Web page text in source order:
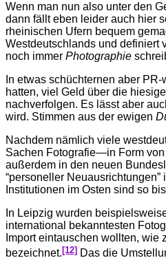
Wenn man nun also unter den
dann fällt eben leider auch hier
rheinischen Ufern bequem
Westdeutschlands und definiert
noch immer Photographie
In etwas schüchternen aber
hatten, viel Geld über die
nachverfolgen. Es lässt aber
wird. Stimmen aus der ewigen
Nachdem nämlich viele
Sachen Fotografie—in Form
außerdem in den neuen
“personeller
Institutionen im Osten sind so
In Leipzig wurden
international bekanntesten
Import eintauschen wollten,
bezeichnet.[12] Das die